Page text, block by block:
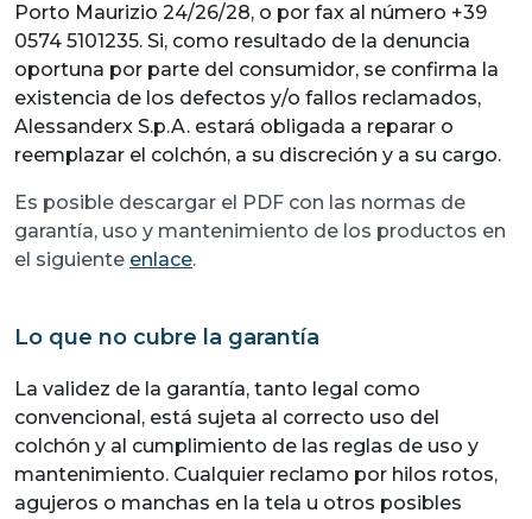
Porto Maurizio 24/26/28, o por fax al número +39
0574 5101235. Si, como resultado de la denuncia
oportuna por parte del consumidor, se confirma la
existencia de los defectos y/o fallos reclamados,
Alessanderx S.p.A. estará obligada a reparar o
reemplazar el colchón, a su discreción y a su cargo.
Es posible descargar el PDF con las normas de
garantía, uso y mantenimiento de los productos en
el siguiente enlace.
Lo que no cubre la garantía
La validez de la garantía, tanto legal como
convencional, está sujeta al correcto uso del
colchón y al cumplimiento de las reglas de uso y
mantenimiento. Cualquier reclamo por hilos rotos,
agujeros o manchas en la tela u otros posibles